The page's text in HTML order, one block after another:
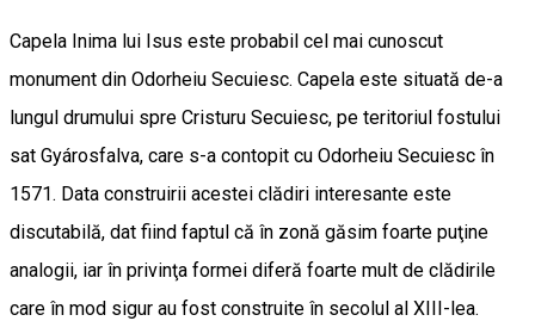
Capela Inima lui Isus este probabil cel mai cunoscut
monument din Odorheiu Secuiesc. Capela este situată de-a
lungul drumului spre Cristuru Secuiesc, pe teritoriul fostului
sat Gyárosfalva, care s-a contopit cu Odorheiu Secuiesc în
1571. Data construirii acestei clădiri interesante este
discutabilă, dat fiind faptul că în zonă găsim foarte puţine
analogii, iar în privinţa formei diferă foarte mult de clădirile
care în mod sigur au fost construite în secolul al XIII-lea.